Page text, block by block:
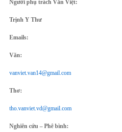
Người phụ trách Văn Việt:
Trịnh Y Thư
Emails:
Văn:
vanviet.van14@gmail.com
Thơ:
tho.vanviet.vd@gmail.com
Nghiên cứu – Phê bình: